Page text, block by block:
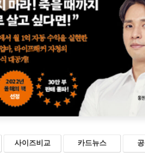
사이즈비교 카드뉴스